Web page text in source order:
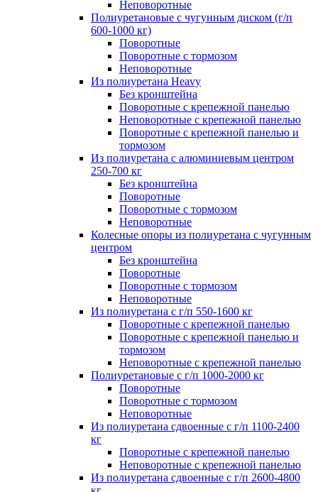
Неповоротные
Полиуретановые с чугунным диском (г/п
600-1000 кг)
Поворотные
Поворотные с тормозом
Неповоротные
Из полиуретана Heavy
Без кронштейна
Поворотные с крепежной панелью
Неповоротные с крепежной панелью
Поворотные с крепежной панелью и
тормозом
Из полиуретана с алюминиевым центром
250-700 кг
Без кронштейна
Поворотные
Поворотные с тормозом
Неповоротные
Колесные опоры из полиуретана с чугунным
центром
Без кронштейна
Поворотные
Поворотные с тормозом
Неповоротные
Из полиуретана с г/п 550-1600 кг
Поворотные с крепежной панелью
Поворотные с крепежной панелью и
тормозом
Неповоротные с крепежной панелью
Полиуретановые с г/п 1000-2000 кг
Поворотные
Поворотные с тормозом
Неповоротные
Из полиуретана сдвоенные с г/п 1100-2400
кг
Поворотные с крепежной панелью
Неповоротные с крепежной панелью
Из полиуретана сдвоенные с г/п 2600-4800